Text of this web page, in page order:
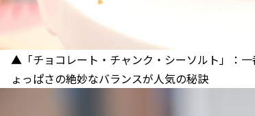
▲「チョコレート・チャンク・シーソルト」：
ょっぱさの絶妙なバランスが人気の秘訣